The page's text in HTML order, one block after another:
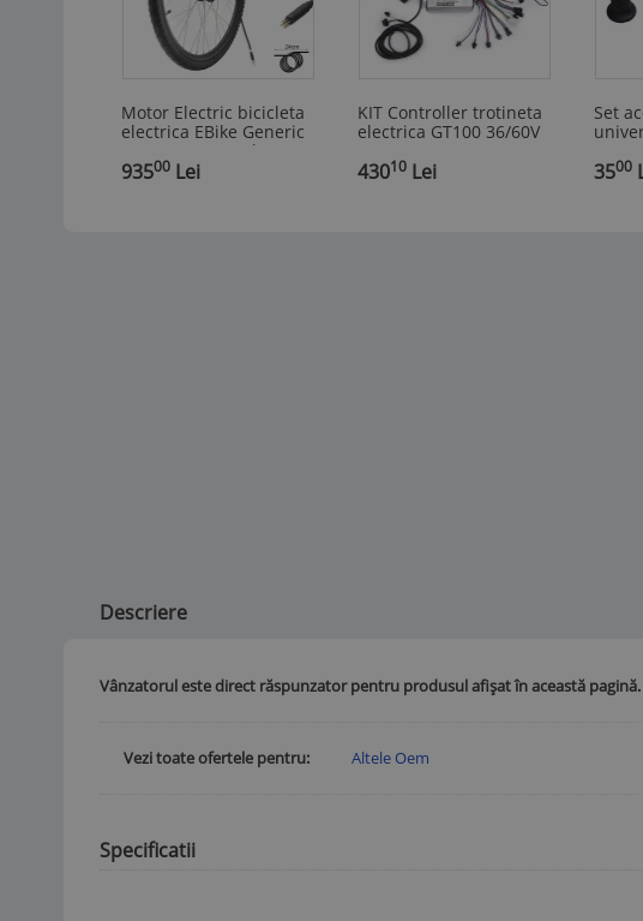
Motor Electric bicicleta
electrica EBike Generic
36V 250W 26 Inch cu
anvelopa Inclusa
93500Lei
KIT Controller trotineta
electrica GT100 36/60V
43010Lei
Set
3500
Descriere
Vânzatorul este direct răspunzator pentru produsul afișat în această pagină.
Vezi toate ofertele pentru Altele Oem
Specificatii